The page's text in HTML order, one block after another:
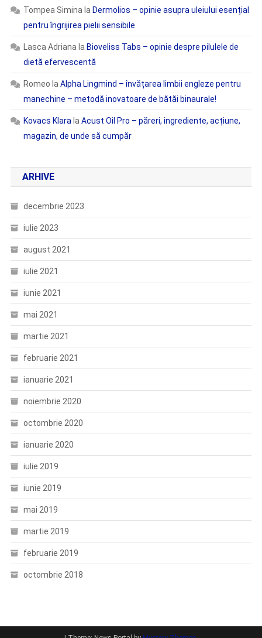
Tompea Simina la Dermolios – opinie asupra uleiului esențial
pentru îngrijirea pielii sensibile
Lasca Adriana la Bioveliss Tabs – opinie despre pilulele de
dietă efervescentă
Romeo la Alpha Lingmind – învățarea limbii engleze pentru
manechine – metodă inovatoare de bătăi binaurale!
Kovacs Klara la Acust Oil Pro – păreri, ingrediente, acțiune,
magazin, de unde să cumpăr
ARHIVE
decembrie 2023
iulie 2023
august 2021
iulie 2021
iunie 2021
mai 2021
martie 2021
februarie 2021
ianuarie 2021
noiembrie 2020
octombrie 2020
ianuarie 2020
iulie 2019
iunie 2019
mai 2019
martie 2019
februarie 2019
octombrie 2018